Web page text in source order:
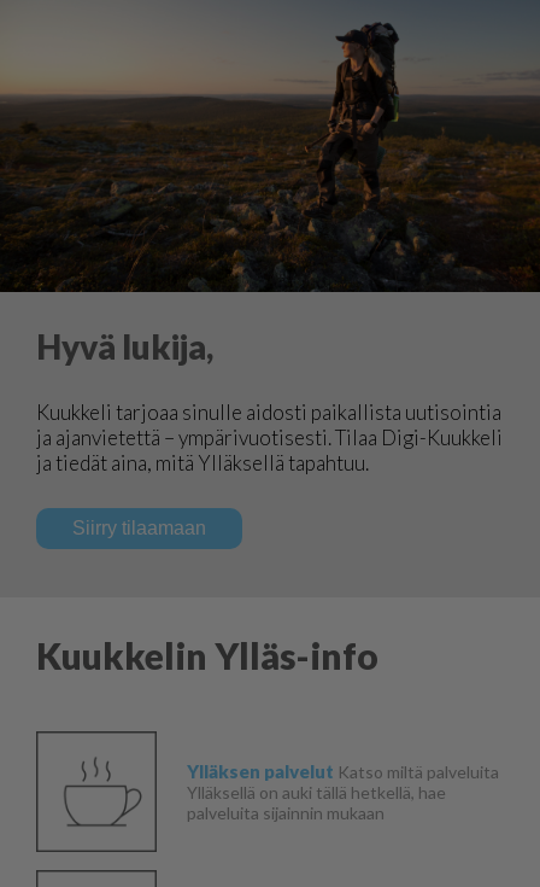
Hyvä lukija,
Kuukkeli tarjoaa sinulle aidosti paikallista uutisointia
ja ajanvietettä – ympärivuotisesti. Tilaa Digi-Kuukkeli
ja tiedät aina, mitä Ylläksellä tapahtuu.
Siirry tilaamaan
Kuukkelin Ylläs-info
Ylläksen palvelut Katso miltä palveluita
Ylläksellä on auki tällä hetkellä, hae
palveluita sijainnin mukaan